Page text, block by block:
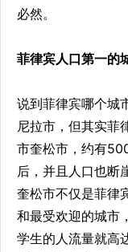
必然。
菲律宾人口第一的
说到菲律宾哪个城
尼拉市，但其实菲
市奎松市，约有
后，并且人口也断
奎松市不仅是菲律
和最受欢迎的城市
学生的人流量就高